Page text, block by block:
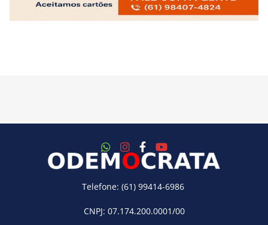
Telefone: (61) 99414-6986
CNPJ: 07.174.200.0001/00